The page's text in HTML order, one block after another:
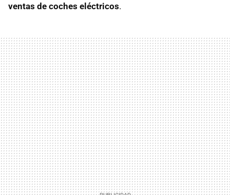
ventas de coches eléctricos.